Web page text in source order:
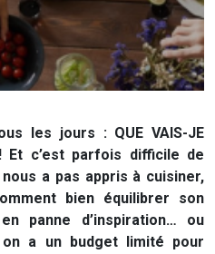
les jours : QUE VAIS-JE
?! Et c’est parfois difficile de
a pas appris à cuisiner,
bien équilibrer son
panne d’inspiration… ou
on a un budget limité pour